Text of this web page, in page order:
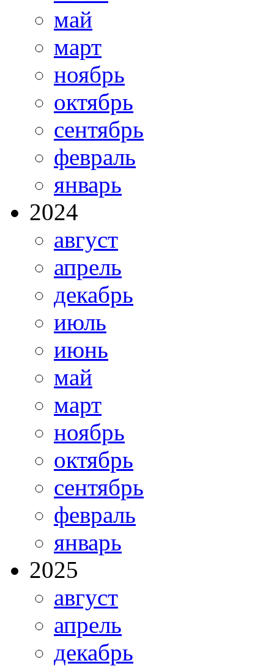
май
март
ноябрь
октябрь
сентябрь
февраль
январь
2024
август
апрель
декабрь
июль
июнь
май
март
ноябрь
октябрь
сентябрь
февраль
январь
2025
август
апрель
декабрь